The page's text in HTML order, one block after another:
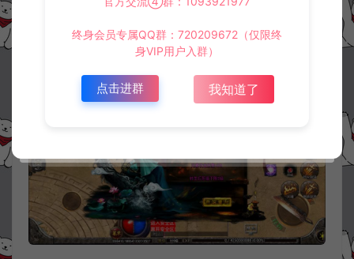
终身会员专属QQ群：720209672（仅限终
身VIP用户入群）
点击进群 我知道了